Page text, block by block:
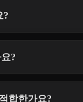
?
?
합한가요?